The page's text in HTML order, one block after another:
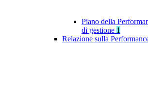
Piano della
di gestione 1
Relazione sulla